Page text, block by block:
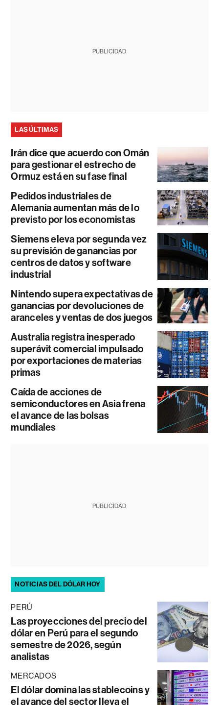
PUBLICIDAD
LAS ÚLTIMAS
Irán dice que acuerdo con Omán
para gestionar el estrecho de
Ormuz está en su fase final
Pedidos industriales de
Alemania aumentan más de lo
previsto por los economistas
Siemens eleva por segunda vez
su previsión de ganancias por
centros de datos y software
industrial
Nintendo supera expectativas de
ganancias por devoluciones de
aranceles y ventas de dos juegos
Australia registra inesperado
superávit comercial impulsado
por exportaciones de materias
primas
Caída de acciones de
semiconductores en Asia frena
el avance de las bolsas
mundiales
PUBLICIDAD
NOTICIAS DEL DÓLAR HOY
PERÚ
Las proyecciones del precio del
dólar en Perú para el segundo
semestre de 2026, según
analistas
MERCADOS
El dólar domina las stablecoins y
el avance del sector lleva el